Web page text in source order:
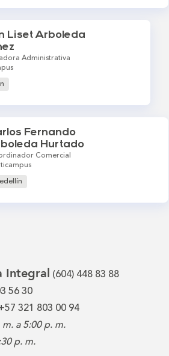
Liset Arboleda
Administrativa
Fernando
Hurtado
Comercial
Integral (604) 448 83 88
56 30
321 803 00 94
a 5:00 p. m.
p. m.